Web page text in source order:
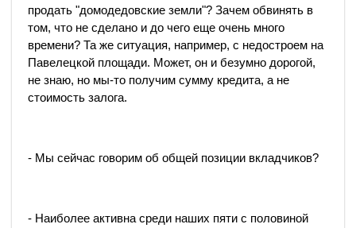
продать "домодедовские земли"? Зачем обвинять в
том, что не сделано и до чего еще очень много
времени? Та же ситуация, например, с недостроем на
Павелецкой площади. Может, он и безумно дорогой,
не знаю, но мы-то получим сумму кредита, а не
стоимость залога.
- Мы сейчас говорим об общей позиции вкладчиков?
- Наиболее активна среди наших пяти с половиной